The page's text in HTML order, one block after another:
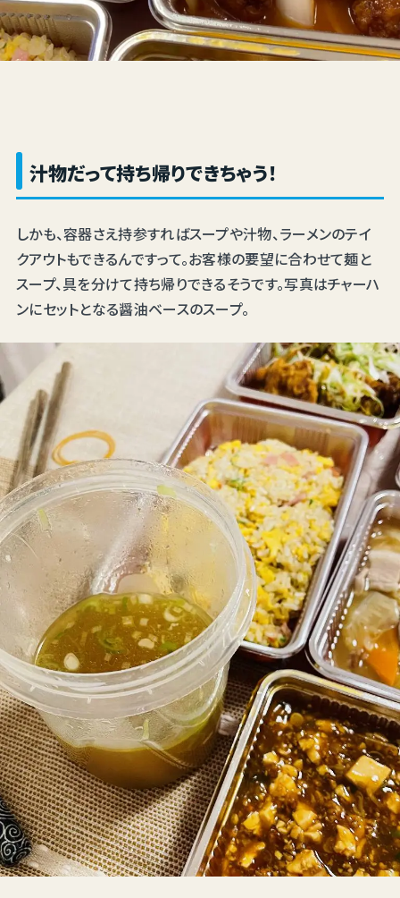
汁物だって持ち帰りできちゃう！
しかも、容器さえ持参すればスープや汁物、ラーメンのテイ
クアウトもできるんですって。お客様の要望に合わせて麺と
スープ、具を分けて持ち帰りできるそうです。写真はチャーハ
ンにセットとなる醤油ベースのスープ。